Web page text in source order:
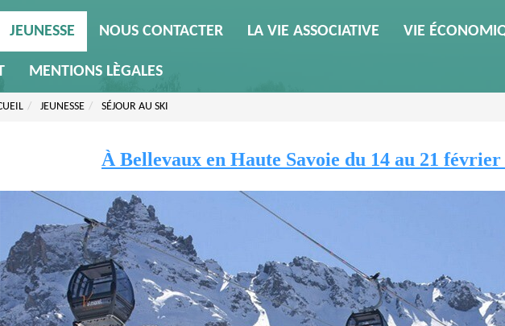
JEUNESSE NOUS CONTACTER LA VIE ASSOCIATIVE VIE
MENTIONS LÈGALES
JEUNESSE SÉJOUR AU SKI
À Bellevaux en Haute Savoie du 14 au 21 février